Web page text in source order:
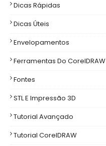
Dicas Rápidas
Dicas Úteis
Envelopamentos
Ferramentas Do CorelDRAW
Fontes
STL E Impressão 3D
Tutorial Avançado
Tutorial CorelDRAW